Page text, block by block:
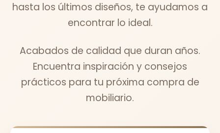
hasta los últimos diseños, te ayudamos a
encontrar lo ideal.
Acabados de calidad que duran años.
Encuentra inspiración y consejos
prácticos para tu próxima compra de
mobiliario.